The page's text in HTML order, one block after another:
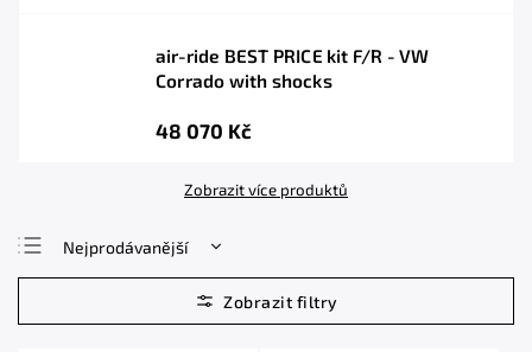
air-ride BEST PRICE kit F/R - VW
Corrado with shocks
48 070 Kč
Zobrazit více produktů
Nejprodávanější
Nejlevnější
Nejdražší